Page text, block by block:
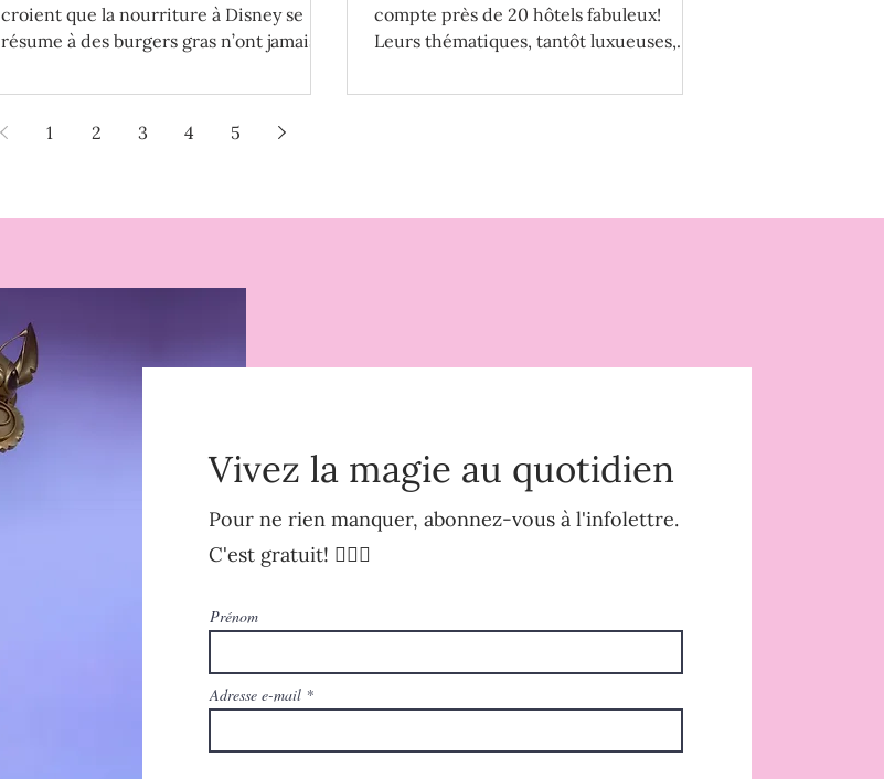
croient que la nourriture à Disney se
résume à des burgers gras n’ont jamais
compte près de 20 hôtels fabuleux!
Leurs thématiques, tantôt luxueuses,
1 2 3 4 5
Vivez la magie au quotidien
Pour ne rien manquer, abonnez-vous à l'infolettre.
C'est gratuit! 🧚🏻‍♀️
Prénom
Adresse e-mail